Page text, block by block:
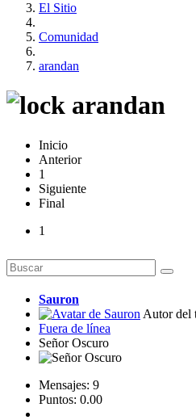
El Sitio
Comunidad
arandan
arandan
Inicio
Anterior
1
Siguiente
Final
1
Sauron
Autor del
Fuera de línea
Señor Oscuro
Mensajes: 9
Puntos: 0.00